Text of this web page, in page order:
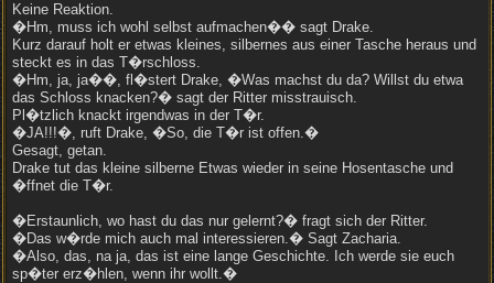
Keine Reaktion.
�Hm, muss ich wohl selbst aufmachen�� sagt Drake.
Kurz darauf holt er etwas kleines, silbernes aus einer Tasche heraus und
steckt es in das T�rschloss.
�Hm, ja, ja��, fl�stert Drake, �Was machst du da? Willst du etwa
das Schloss knacken?� sagt der Ritter misstrauisch.
Pl�tzlich knackt irgendwas in der T�r.
�JA!!!�, ruft Drake, �So, die T�r ist offen.�
Gesagt, getan.
Drake tut das kleine silberne Etwas wieder in seine Hosentasche und
�ffnet die T�r.
�Erstaunlich, wo hast du das nur gelernt?� fragt sich der Ritter.
�Das w�rde mich auch mal interessieren.� Sagt Zacharia.
�Also, das, na ja, das ist eine lange Geschichte. Ich werde sie euch
sp�ter erz�hlen, wenn ihr wollt.�